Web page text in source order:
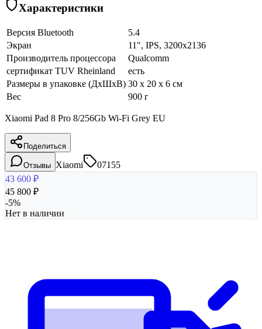
Характеристики
Версия Bluetooth
5.4
Экран
11", IPS, 3200x2136
Производитель процессора
Qualcomm
сертификат TUV Rheinland
есть
Размеры в упаковке (ДхШхВ) 30 x 20 x 6 см
Вес
900 г
Xiaomi Pad 8 Pro 8/256Gb Wi-Fi Grey EU
Поделиться
Отзывы Xiaomi
07155
43 600 ₽
45 800 ₽
-5%
Нет в наличии